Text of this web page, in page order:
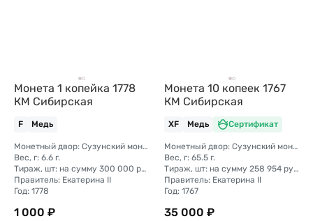
Монета 1 копейка 1778
КМ Сибирская
F Медь
Монетный двор: Сузунский монетный двор (Сибирь)
Вес, г: 6.6 г.
Тираж, шт: на сумму 300 000 рублей (сумма 10 копеек + 5 копеек +2 копейки + 1 копейка + денга + полушка)
Правитель: Екатерина II
Год: 1778
1 000 ₽
Монета 10 копеек 1767
КМ Сибирская
XF Медь Сертификат
Монетный двор: Сузунский монетный двор (Сибирь)
Вес, г: 65.5 г.
Тираж, шт: на сумму 258 954 рубля 5 копеек (сумма 10 копеек + 5 копеек +2 копейки + 1 копейка + денга + полушка)
Правитель: Екатерина II
Год: 1767
35 000 ₽